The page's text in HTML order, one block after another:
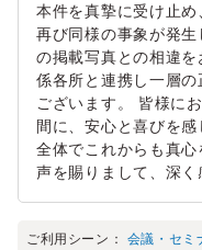
本件を真摯に受け止
再び同様の事象が発
の掲載写真との相違
係各所と連携し一層
ございます。 皆様に
間に、安心と喜びを
全体でこれからも真
声を賜りまして、深く
ご利用シーン： 会議・セミ